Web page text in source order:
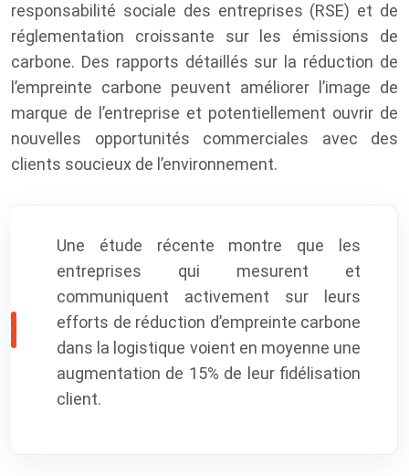
responsabilité sociale des entreprises (RSE) et de
réglementation croissante sur les émissions de
carbone. Des rapports détaillés sur la réduction de
l’empreinte carbone peuvent améliorer l’image de
marque de l’entreprise et potentiellement ouvrir de
nouvelles opportunités commerciales avec des
clients soucieux de l’environnement.
Une étude récente montre que les
entreprises qui mesurent et
communiquent activement sur leurs
efforts de réduction d’empreinte carbone
dans la logistique voient en moyenne une
augmentation de 15% de leur fidélisation
client.